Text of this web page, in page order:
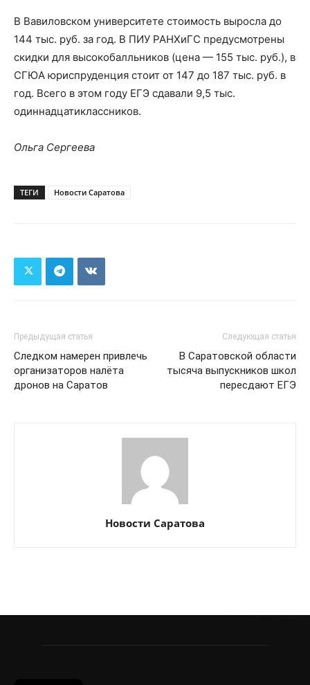
В Вавиловском университете стоимость выросла до
144 тыс. руб. за год. В ПИУ РАНХиГС предусмотрены
скидки для высокобалльников (цена — 155 тыс. руб.), в
СГЮА юриспруденция стоит от 147 до 187 тыс. руб. в
год. Всего в этом году ЕГЭ сдавали 9,5 тыс.
одиннадцатиклассников.
Ольга Сергеева
ТЕГИ Новости Саратова
Предыдущая статья
Следком намерен привлечь
организаторов налёта
дронов на Саратов
Следующая статья
В Саратовской области
тысяча выпускников школ
пересдают ЕГЭ
Новости Саратова